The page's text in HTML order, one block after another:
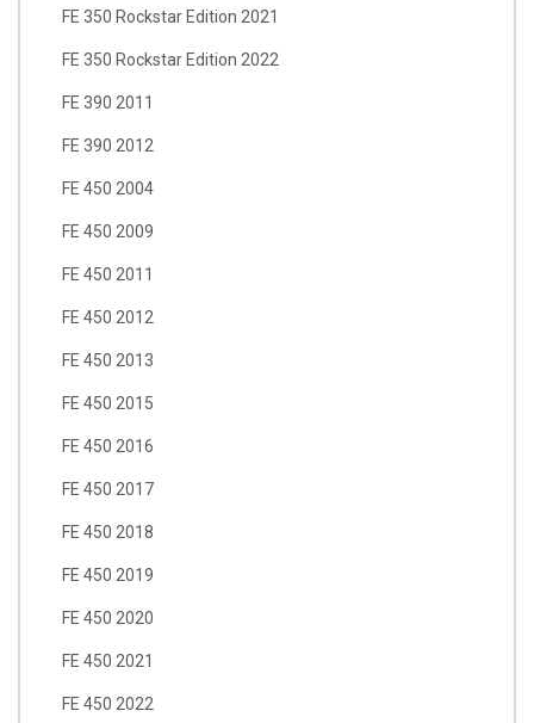
FE 350 Rockstar Edition 2021
FE 350 Rockstar Edition 2022
FE 390 2011
FE 390 2012
FE 450 2004
FE 450 2009
FE 450 2011
FE 450 2012
FE 450 2013
FE 450 2015
FE 450 2016
FE 450 2017
FE 450 2018
FE 450 2019
FE 450 2020
FE 450 2021
FE 450 2022